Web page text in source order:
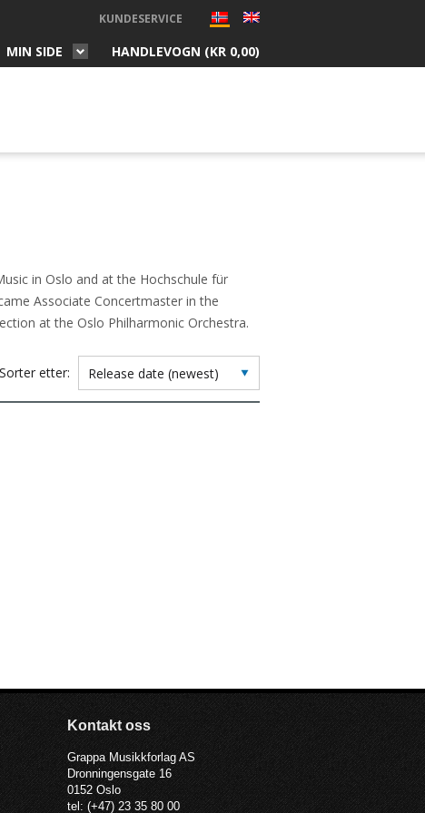
KUNDESERVICE
MIN SIDE HANDLEVOGN (KR 0,00)
in Oslo and at the Hochschule für
Associate Concertmaster in the
at the Oslo Philharmonic Orchestra.
Sorter etter:
Kontakt oss
Grappa Musikkforlag AS
Dronningensgate 16
0152 Oslo
tel: (+47) 23 35 80 00